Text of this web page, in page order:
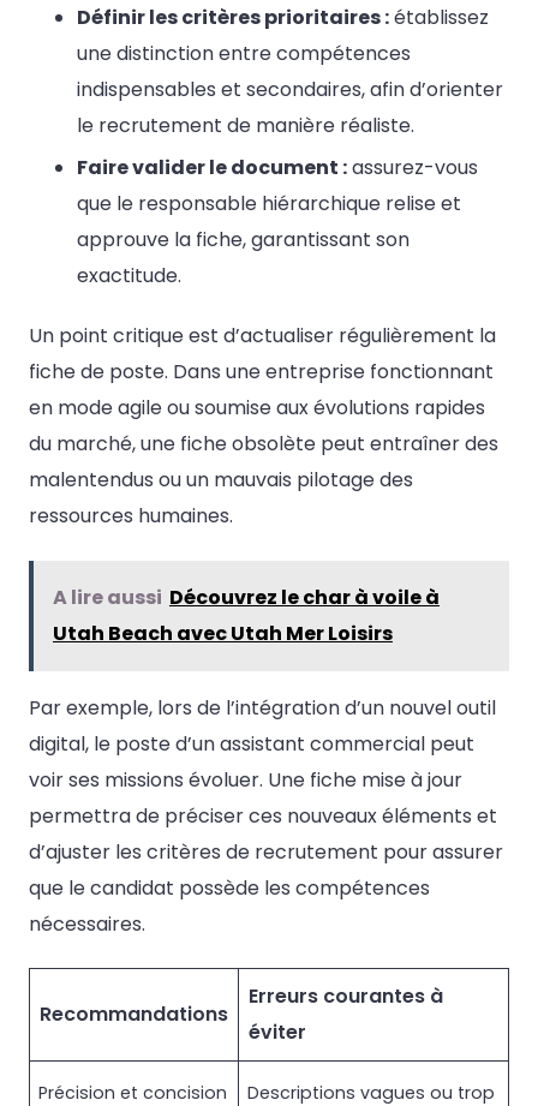
Définir les critères prioritaires :établissez
une distinction entre compétences
indispensables et secondaires, afin d’orienter
le recrutement de manière réaliste.
Faire valider le document :assurez-vous
que le responsable hiérarchique relise et
approuve la fiche, garantissant son
exactitude.
Un point critique est d’actualiser régulièrement la
fiche de poste. Dans une entreprise fonctionnant
en mode agile ou soumise aux évolutions rapides
du marché, une fiche obsolète peut entraîner des
malentendus ou un mauvais pilotage des
ressources humaines.
A lire aussi Découvrez le char à voile à
Utah Beach avec Utah Mer Loisirs
Par exemple, lors de l’intégration d’un nouvel outil
digital, le poste d’un assistant commercial peut
voir ses missions évoluer. Une fiche mise à jour
permettra de préciser ces nouveaux éléments et
d’ajuster les critères de recrutement pour assurer
que le candidat possède les compétences
nécessaires.
Recommandations
Erreurs courantes à
éviter
Précision et concision
Descriptions vagues ou trop